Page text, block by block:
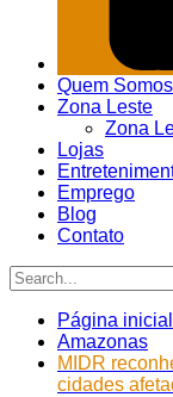
Quem Somos
Zona Leste
Zona
Lojas
Emprego
Blog
Contato
Página inicial
Amazonas
MIDR
cidades